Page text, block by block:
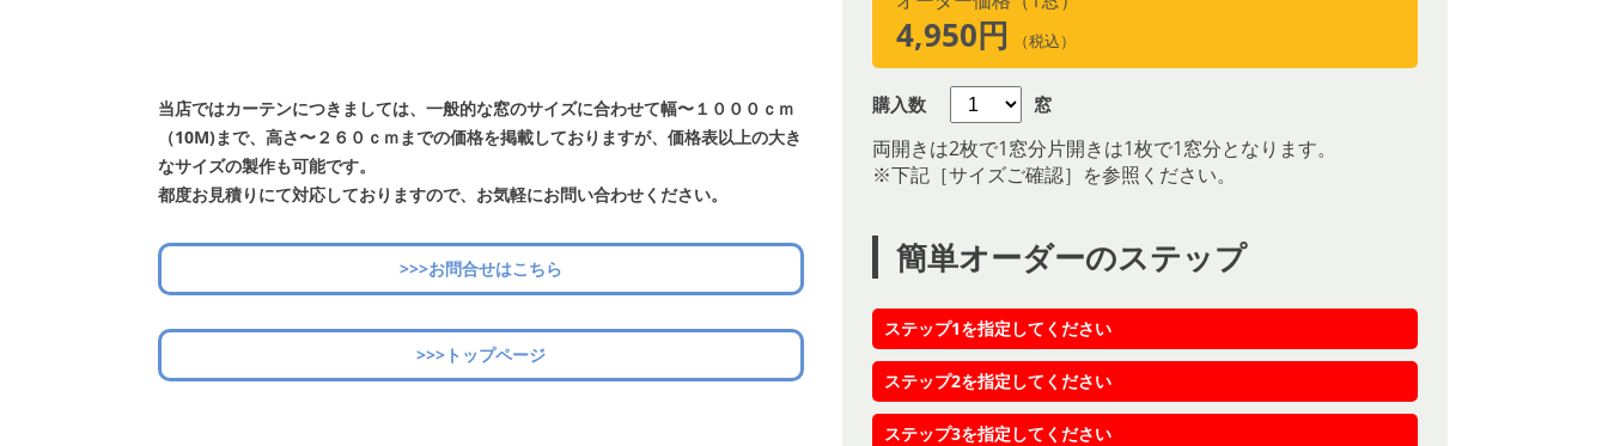
当店ではカーテンにつきましては、一般的な窓のサイズに合わせて幅〜１０００ｃｍ
（10M)まで、高さ〜２６０ｃｍまでの価格を掲載しておりますが、価格表以上の大き
なサイズの製作も可能です。
都度お見積りにて対応しておりますので、お気軽にお問い合わせください。
>>>お問合せはこちら
>>>トップページ
4,950円 （税込）
購入数 窓
両開きは2枚で1窓分片開きは1枚で1窓分となります。
※下記［サイズご確認］を参照ください。
簡単オーダーのステップ
ステップ1を指定してください
ステップ2を指定してください
ステップ3を指定してください